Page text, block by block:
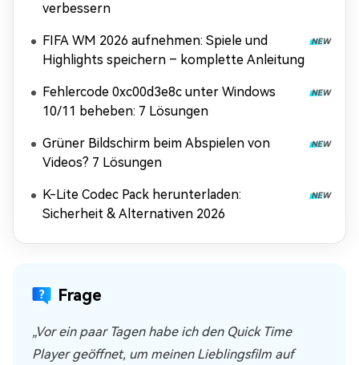
verbessern
FIFA WM 2026 aufnehmen: Spiele und
Highlights speichern – komplette Anleitung
Fehlercode 0xc00d3e8c unter Windows
10/11 beheben: 7 Lösungen
Grüner Bildschirm beim Abspielen von
Videos? 7 Lösungen
K-Lite Codec Pack herunterladen:
Sicherheit & Alternativen 2026
Frage
„Vor ein paar Tagen habe ich den Quick Time
Player geöffnet, um meinen Lieblingsfilm auf